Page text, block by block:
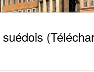
suédois